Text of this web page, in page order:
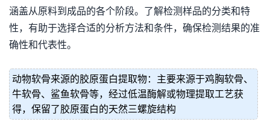
涵盖从原料到成品的各个阶段。了解检测样品的分类和特
性，有助于选择合适的分析方法和条件，确保检测结果的准
确性和代表性。
动物软骨来源的胶原蛋白提取物：主要来源于鸡胸软骨、
牛软骨、鲨鱼软骨等，经过低温酶解或物理提取工艺获
得，保留了胶原蛋白的天然三螺旋结构